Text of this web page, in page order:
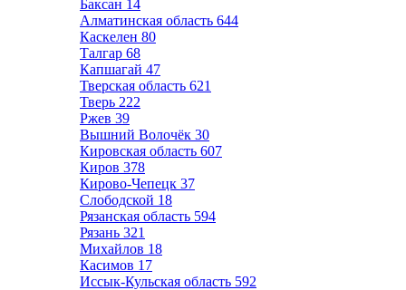
Баксан 14
Алматинская область 644
Каскелен 80
Талгар 68
Капшагай 47
Тверская область 621
Тверь 222
Ржев 39
Вышний Волочёк 30
Кировская область 607
Киров 378
Кирово-Чепецк 37
Слободской 18
Рязанская область 594
Рязань 321
Михайлов 18
Касимов 17
Иссык-Кульская область 592